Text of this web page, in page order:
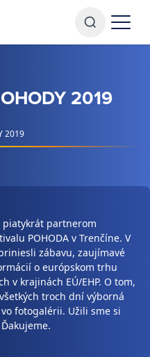
2019
2019
piatykrát partnerom
POHODA v Trenčíne. V
zábavu, zaujímavé
o európskom trhu
v krajinách EÚ/EHP. O tom,
troch dní výborná
fotogalérii. Užili sme si